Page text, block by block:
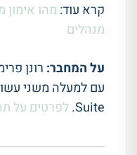
קרא עוד: מהו אימון
מנהלים
על המחבר: רונן
Suite. לפרטים על